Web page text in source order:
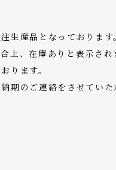
生産品となっております
上、在庫ありと表示さ
ります。
期のご連絡をさせていた